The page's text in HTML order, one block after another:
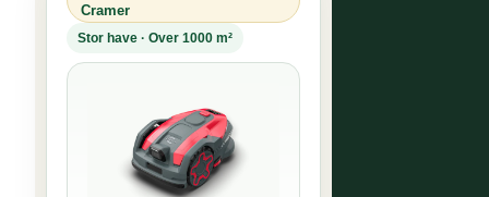
Cramer
Stor have · Over 1000 m²